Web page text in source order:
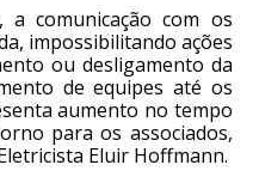
comunicação com os
impossibilitando ações
ou desligamento da
de equipes até os
aumento no tempo
para os associados,
Eluir Hoffmann.